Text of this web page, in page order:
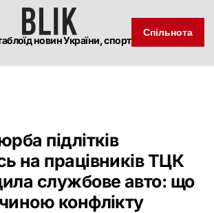
новин України, спорт
Спільнота
підлітків
на працівників ТЦК
службове авто: що
конфлікту